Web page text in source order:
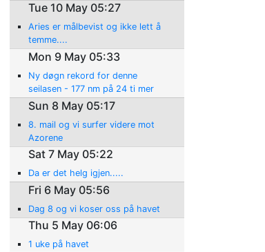
Tue 10 May 05:27
Aries er målbevist og ikke lett å
temme....
Mon 9 May 05:33
Ny døgn rekord for denne
seilasen - 177 nm på 24 ti mer
Sun 8 May 05:17
8. mail og vi surfer videre mot
Azorene
Sat 7 May 05:22
Da er det helg igjen.....
Fri 6 May 05:56
Dag 8 og vi koser oss på havet
Thu 5 May 06:06
1 uke på havet